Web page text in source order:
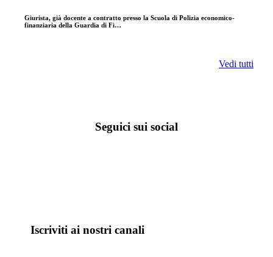
Giurista, già docente a contratto presso la Scuola di Polizia economico-
finanziaria della Guardia di Fi…
Vedi tutti
Seguici sui social
Iscriviti ai nostri canali